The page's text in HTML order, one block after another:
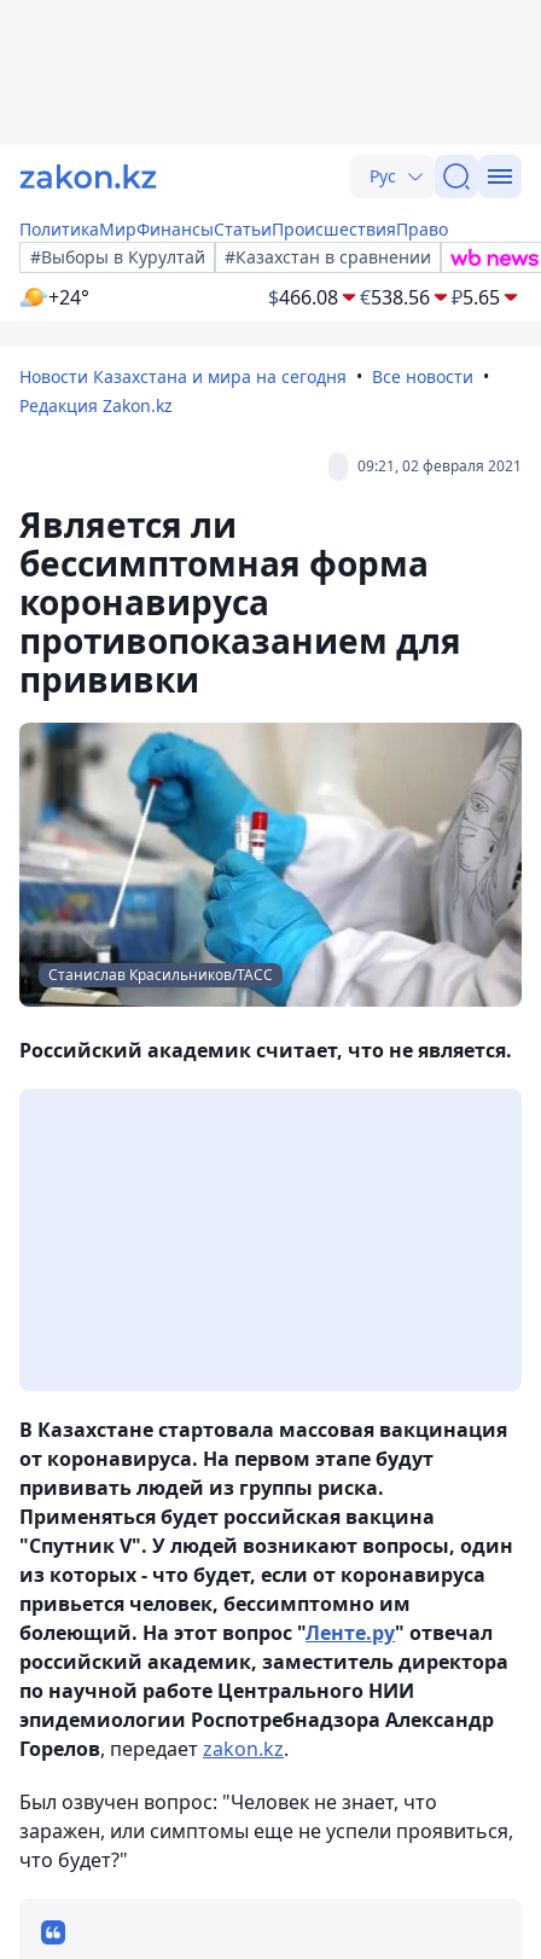
Рус
ПолитикаМирФинансыСтатьиПроисшествияПраво
#Выборы в Курултай
#Казахстан в сравнении
+24° $466.08 €538.56 ₽5.65
Новости Казахстана и мира на сегодня
Все новости
Редакция Zakon.kz
09:21, 02 февраля 2021
Является ли
бессимптомная форма
коронавируса
противопоказанием для
прививки
Станислав Красильников/ТАСС
Российский академик считает, что не является.
В Казахстане стартовала массовая вакцинация
от коронавируса. На первом этапе будут
прививать людей из группы риска.
Применяться будет российская вакцина
"Спутник V". У людей возникают вопросы, один
из которых - что будет, если от коронавируса
привьется человек, бессимптомно им
болеющий. На этот вопрос "Ленте.ру" отвечал
российский академик, заместитель директора
по научной работе Центрального НИИ
эпидемиологии Роспотребнадзора Александр
Горелов, передаетzakon.kz.
Был озвучен вопрос: "Человек не знает, что
заражен, или симптомы еще не успели проявиться,
что будет?"